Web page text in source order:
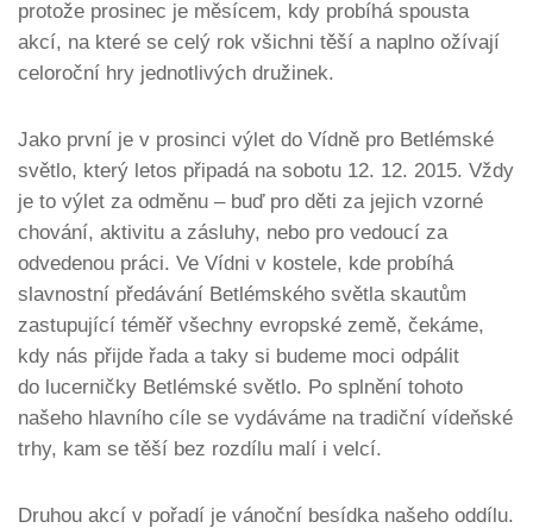
protože prosinec je měsícem, kdy probíhá spousta
akcí, na které se celý rok všichni těší a naplno ožívají
celoroční hry jednotlivých družinek.
Jako první je v prosinci výlet do Vídně pro Betlémské
světlo, který letos připadá na sobotu 12. 12. 2015. Vždy
je to výlet za odměnu – buď pro děti za jejich vzorné
chování, aktivitu a zásluhy, nebo pro vedoucí za
odvedenou práci. Ve Vídni v kostele, kde probíhá
slavnostní předávání Betlémského světla skautům
zastupující téměř všechny evropské země, čekáme,
kdy nás přijde řada a taky si budeme moci odpálit
do lucerničky Betlémské světlo. Po splnění tohoto
našeho hlavního cíle se vydáváme na tradiční vídeňské
trhy, kam se těší bez rozdílu malí i velcí.
Druhou akcí v pořadí je vánoční besídka našeho oddílu.